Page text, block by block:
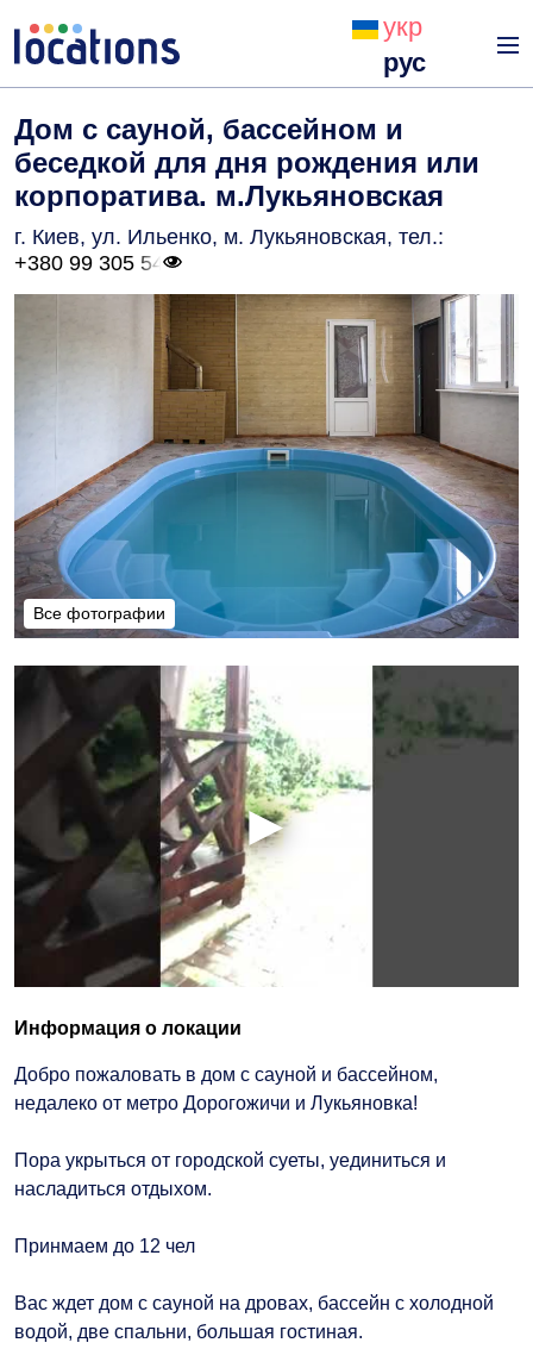
укр
рус
Дом с сауной, бассейном и
беседкой для дня рождения или
корпоратива. м.Лукьяновская
г. Киев, ул. Ильенко, м. Лукьяновская, тел.:
+380 99 305 54
Все фотографии
Все фотографии
Информация о локации
Добро пожаловать в дом с сауной и бассейном,
недалеко от метро Дорогожичи и Лукьяновка!
Пора укрыться от городской суеты, уединиться и
насладиться отдыхом.
Принмаем до 12 чел
Вас ждет дом с сауной на дровах, бассейн с холодной
водой, две спальни, большая гостиная.